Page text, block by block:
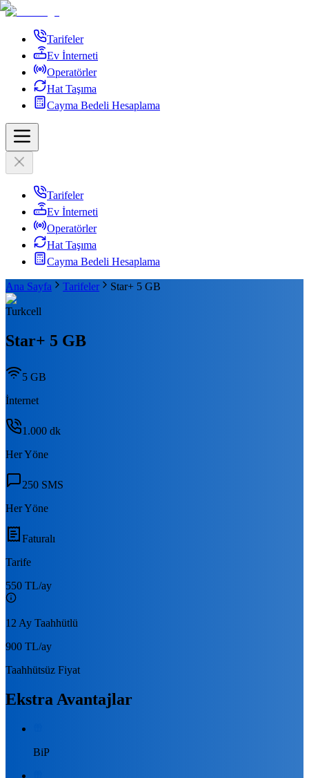
Tarifeler
Ev İnterneti
Operatörler
Hat Taşıma
Cayma Bedeli Hesaplama
Tarifeler
Ev İnterneti
Operatörler
Hat Taşıma
Cayma Bedeli Hesaplama
Ana Sayfa Tarifeler Star+ 5 GB
Turkcell
Star+ 5 GB
5 GB
İnternet
1.000 dk
Her Yöne
250 SMS
Her Yöne
Faturalı
Tarife
550 TL/ay
12 Ay Taahhütlü
900 TL/ay
Taahhütsüz Fiyat
Ekstra Avantajlar
BiP